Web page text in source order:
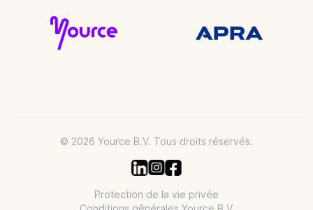
© 2026 Yource B.V. Tous droits réservés.
Protection de la vie privée